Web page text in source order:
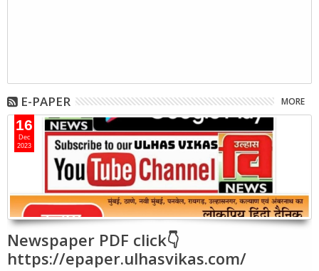
E-PAPER MORE
16
Dec
2023
Newspaper PDF click👇
https://epaper.ulhasvikas.com/